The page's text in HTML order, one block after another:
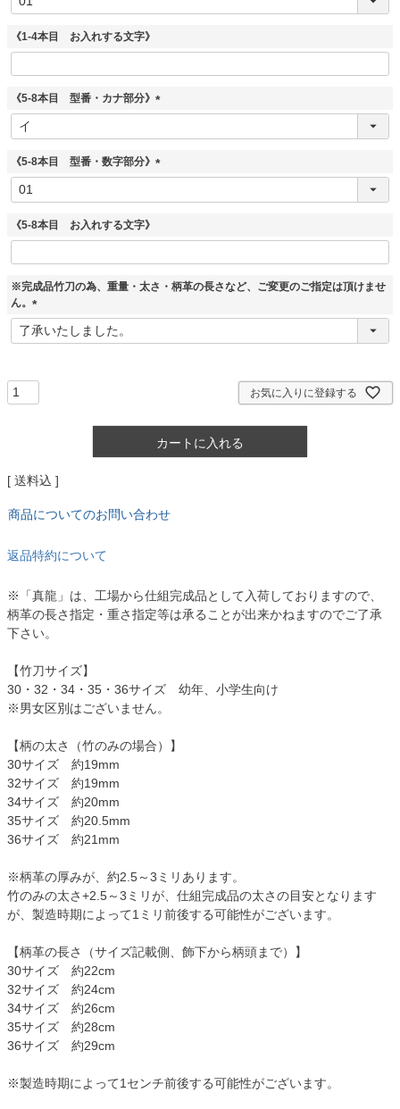
《1-4本目 お入れする文字》
《5-8本目 型番・カナ部分》
(
)
《5-8本目 型番・数字部分》
(
《5-8本目 お入れする文字》
※完成品竹刀の為、重量・太さ・柄革の長さなど、ご変更のご指定は頂けませ
ん。
(
必
お気に入りに登録する
カートに入れる
送料込
商品についてのお問い合わせ
返品特約について
※「真龍」は、工場から仕組完成品として入荷しておりますので、
柄革の長さ指定・重さ指定等は承ることが出来かねますのでご了承
下さい。
【竹刀サイズ】
30・32・34・35・36サイズ 幼年、小学生向け
※男女区別はございません。
【柄の太さ（竹のみの場合）】
30サイズ 約19mm
32サイズ 約19mm
34サイズ 約20mm
35サイズ 約20.5mm
36サイズ 約21mm
※柄革の厚みが、約2.5～3ミリあります。
竹のみの太さ+2.5～3ミリが、仕組完成品の太さの目安となります
が、製造時期によって1ミリ前後する可能性がございます。
【柄革の長さ（サイズ記載側、飾下から柄頭まで）】
30サイズ 約22cm
32サイズ 約24cm
34サイズ 約26cm
35サイズ 約28cm
36サイズ 約29cm
※製造時期によって1センチ前後する可能性がございます。